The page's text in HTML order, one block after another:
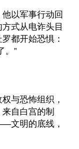
以军事行动回
式从电诈头目
都开始恐惧：
。”
与恐怖组织，
自白宫的制
文明的底线，